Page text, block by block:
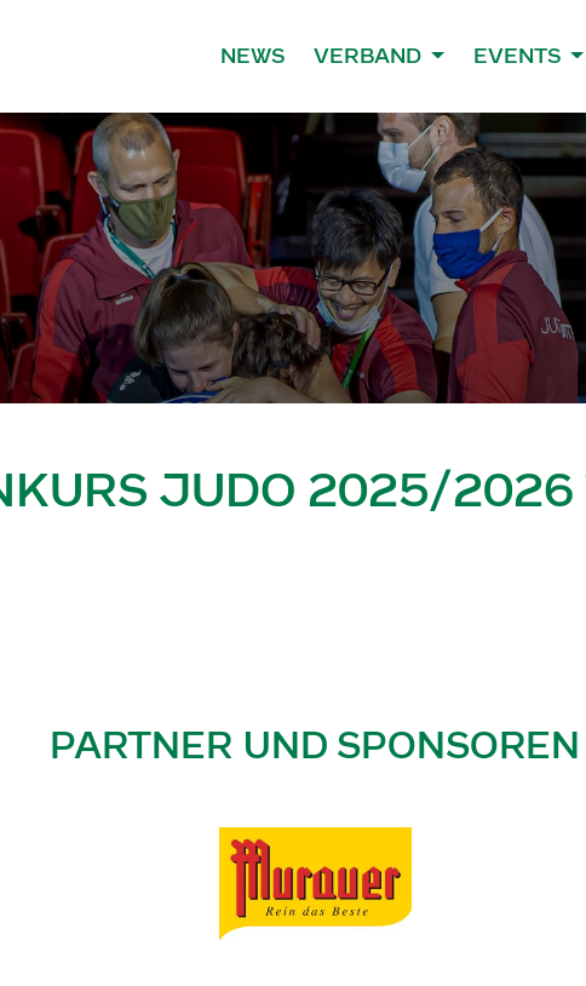
NEWS VERBAND EVENTS
JUDO 2025/
PARTNER UND SPONSOREN